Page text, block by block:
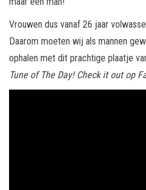
Vrouwen dus vanaf 26 jaar
Daarom moeten wij als mannen
ophalen met dit prachtige plaatje
Tune of The Day! Check it out op